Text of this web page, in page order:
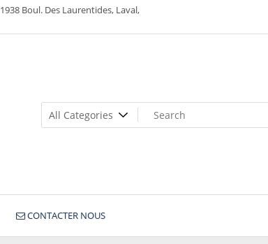
1938 Boul. Des Laurentides, Laval,
CONTACTER NOUS